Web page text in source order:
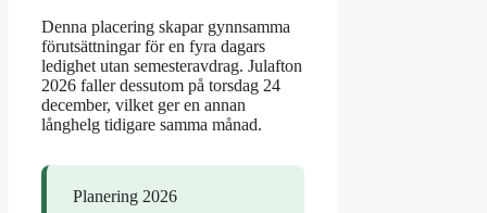
Denna placering skapar gynnsamma
förutsättningar för en fyra dagars
ledighet utan semesteravdrag. Julafton
2026 faller dessutom på torsdag 24
december, vilket ger en annan
långhelg tidigare samma månad.
Planering 2026